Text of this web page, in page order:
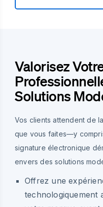
Valorisez
Solutions
Vos clients attendent de
que vous faites—y
signature électronique
envers des solutions
Offrez une
technologiquement